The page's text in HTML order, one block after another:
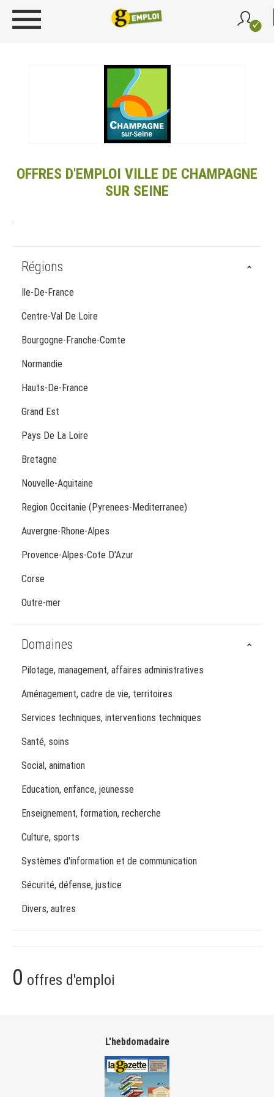
OFFRES D'EMPLOI VILLE DE CHAMPAGNE
SUR SEINE
Régions
Ile-De-France
Centre-Val De Loire
Bourgogne-Franche-Comte
Normandie
Hauts-De-France
Grand Est
Pays De La Loire
Bretagne
Nouvelle-Aquitaine
Region Occitanie (Pyrenees-Mediterranee)
Auvergne-Rhone-Alpes
Provence-Alpes-Cote D'Azur
Corse
Outre-mer
Domaines
Pilotage, management, affaires administratives
Aménagement, cadre de vie, territoires
Services techniques, interventions techniques
Santé, soins
Social, animation
Education, enfance, jeunesse
Enseignement, formation, recherche
Culture, sports
Systèmes d'information et de communication
Sécurité, défense, justice
Divers, autres
0 offres d'emploi
L'hebdomadaire